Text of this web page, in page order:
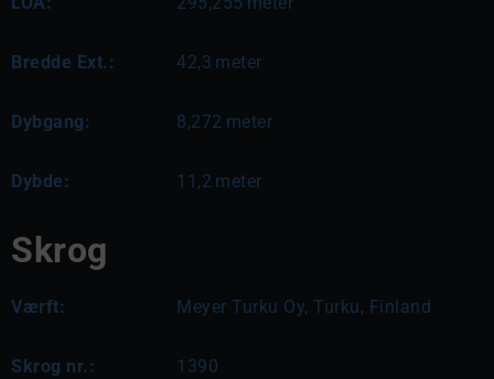
Bredde Ext.: 42,3 meter
Dybgang: 8,272 meter
Dybde: 11,2 meter
Skrog
Værft: Meyer Turku Oy, Turku, Finland
Skrog nr.: 1390